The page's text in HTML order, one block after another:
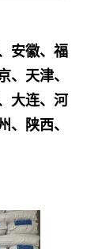
安徽、福
、天津、
大连、河
、陕西、